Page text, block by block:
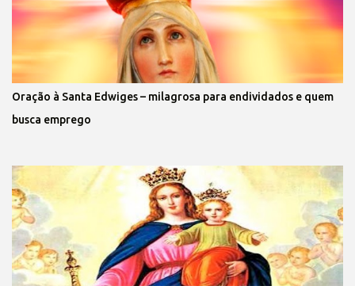
Oração à Santa Edwiges – milagrosa para endividados e quem
busca emprego